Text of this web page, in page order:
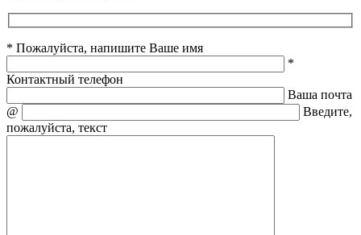
* Пожалуйста, напишите Ваше имя
*
Контактный телефон
Ваша почта
@
Введите,
пожалуйста, текст